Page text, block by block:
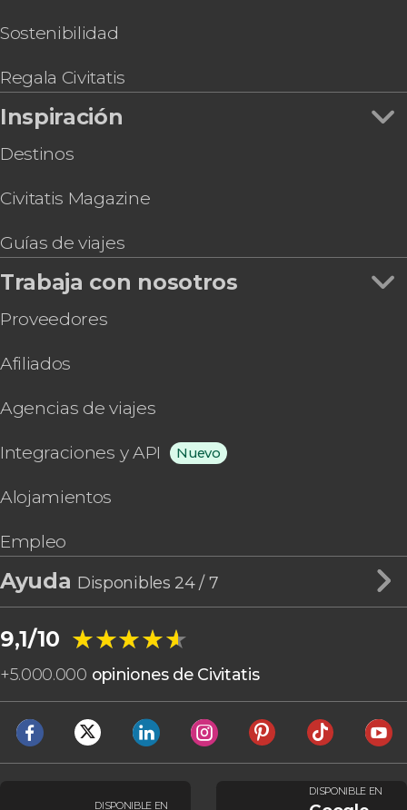
Sostenibilidad
Regala Civitatis
Inspiración
Destinos
Civitatis Magazine
Guías de viajes
Trabaja con nosotros
Proveedores
Afiliados
Agencias de viajes
Integraciones y API Nuevo
Alojamientos
Empleo
Ayuda Disponibles 24 / 7
9,1/10 ★★★★★
★★★★★
+5.000.000 opiniones de Civitatis
DISPONIBLE EN
DISPONIBLE EN